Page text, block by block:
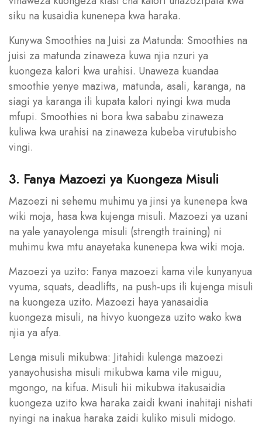
siku na kusaidia kunenepa kwa haraka.
Kunywa Smoothies na Juisi za Matunda: Smoothies na
juisi za matunda zinaweza kuwa njia nzuri ya
kuongeza kalori kwa urahisi. Unaweza kuandaa
smoothie yenye maziwa, matunda, asali, karanga, na
siagi ya karanga ili kupata kalori nyingi kwa muda
mfupi. Smoothies ni bora kwa sababu zinaweza
kuliwa kwa urahisi na zinaweza kubeba virutubisho
vingi.
3. Fanya Mazoezi ya Kuongeza Misuli
Mazoezi ni sehemu muhimu ya jinsi ya kunenepa kwa
wiki moja, hasa kwa kujenga misuli. Mazoezi ya uzani
na yale yanayolenga misuli (strength training) ni
muhimu kwa mtu anayetaka kunenepa kwa wiki moja.
Mazoezi ya uzito: Fanya mazoezi kama vile kunyanyua
vyuma, squats, deadlifts, na push-ups ili kujenga misuli
na kuongeza uzito. Mazoezi haya yanasaidia
kuongeza misuli, na hivyo kuongeza uzito wako kwa
njia ya afya.
Lenga misuli mikubwa: Jitahidi kulenga mazoezi
yanayohusisha misuli mikubwa kama vile miguu,
mgongo, na kifua. Misuli hii mikubwa itakusaidia
kuongeza uzito kwa haraka zaidi kwani inahitaji nishati
nyingi na inakua haraka zaidi kuliko misuli midogo.